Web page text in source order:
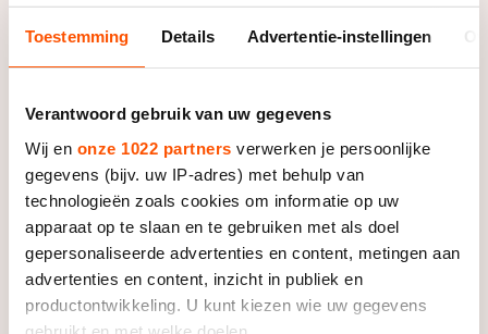
Toestemming Details Advertentie-instellingen
Verantwoord gebruik van uw gegevens
Wij en onze 1022 partners verwerken je persoonlijke
gegevens (bijv. uw IP-adres) met behulp van
technologieën zoals cookies om informatie op uw
apparaat op te slaan en te gebruiken met als doel
gepersonaliseerde advertenties en content, metingen aan
advertenties en content, inzicht in publiek en
productontwikkeling. U kunt kiezen wie uw gegevens
na haar drie gouden plakken van Beijing.
successen, Jillert Anema, maakt eveneens kans op een
onderscheiding. De 69-jarige Fries heeft behalve met
Schouten ook met Marijke Groenewoud dit jaar
successen behaald met onder meer drie Europese
titels. Erik Bouwman (IKO – X2O) en Gerard van Velde
(Reggeborgh) zijn twee andere kanshebbers voor de
titel Coach van het Jaar. Patrick Roest is door zijn
wereldtitel vijf kilometer genomineerd in de categorie